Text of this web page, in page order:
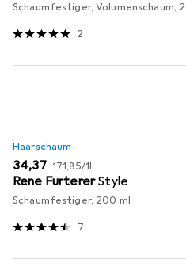
Schaumfestiger, Volumenschaum,
2
Haarschaum
EUR
34,37 EUR
171,85/1l
Rene FurtererStyle
Schaumfestiger, 200 ml
7